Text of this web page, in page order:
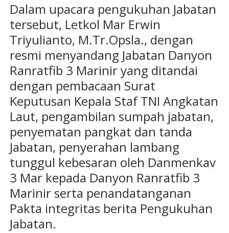
Dalam upacara pengukuhan Jabatan
tersebut, Letkol Mar Erwin
Triyulianto, M.Tr.Opsla., dengan
resmi menyandang Jabatan Danyon
Ranratfib 3 Marinir yang ditandai
dengan pembacaan Surat
Keputusan Kepala Staf TNI Angkatan
Laut, pengambilan sumpah jabatan,
penyematan pangkat dan tanda
Jabatan, penyerahan lambang
tunggul kebesaran oleh Danmenkav
3 Mar kepada Danyon Ranratfib 3
Marinir serta penandatanganan
Pakta integritas berita Pengukuhan
Jabatan.